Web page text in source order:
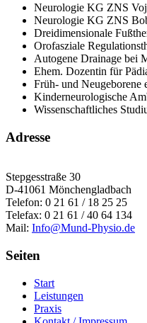
Neurologie KG ZNS
Neurologie KG ZNS
Dreidimensionale
Orofasziale
Autogene Drainage bei
Ehem. Dozentin für
Früh- und Neugeborene
Kinderneurologische
Wissenschaftliches
Adresse
Stepgesstraße 30
D-41061 Mönchengladbach
Telefon: 0 21 61 / 18 25 25
Telefax: 0 21 61 / 40 64 134
Mail: Info@Mund-Physio.de
Seiten
Start
Leistungen
Praxis